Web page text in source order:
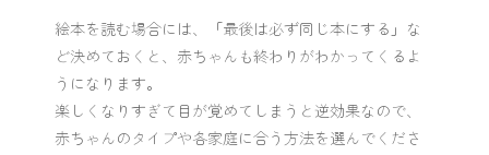
絵本を読む場合には、「最後は必ず同じ本にする」な
ど決めておくと、赤ちゃんも終わりがわかってくるよ
うになります。
楽しくなりすぎて目が覚めてしまうと逆効果なので、
赤ちゃんのタイプや各家庭に合う方法を選んでくださ